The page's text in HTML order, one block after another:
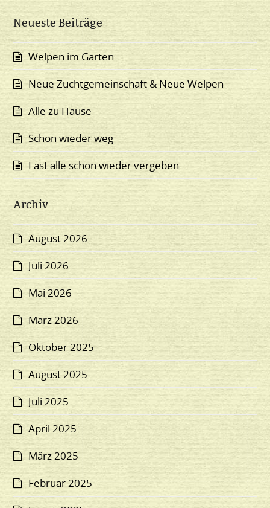
Neueste Beiträge
Welpen im Garten
Neue Zuchtgemeinschaft & Neue Welpen
Alle zu Hause
Schon wieder weg
Fast alle schon wieder vergeben
Archiv
August 2026
Juli 2026
Mai 2026
März 2026
Oktober 2025
August 2025
Juli 2025
April 2025
März 2025
Februar 2025